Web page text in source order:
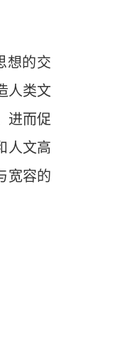
想的交
人类文
进而促
人文高
宽容的